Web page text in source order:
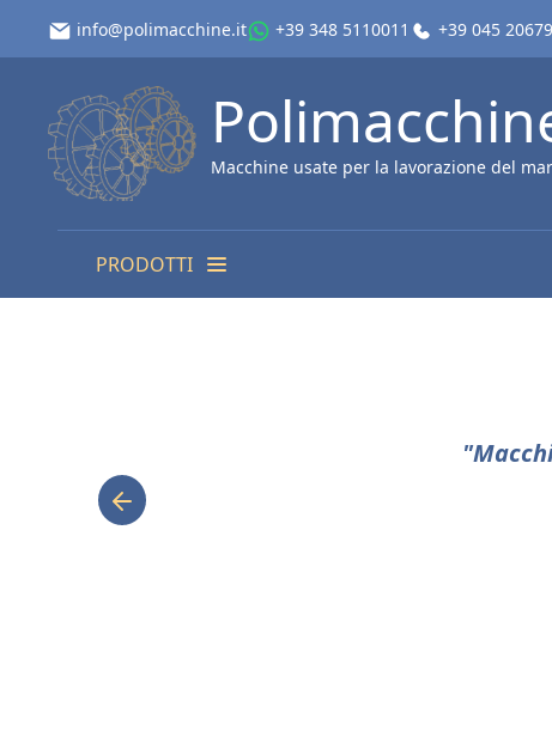
info@polimacchine.it +39 348 5110011 +39 045
Macchine usate per la lavorazione del
PRODOTTI